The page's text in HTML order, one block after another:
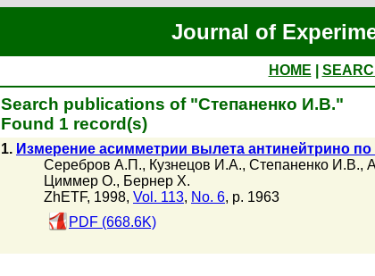
Journal of
HOME
Search publications of "Степаненко И.В."
Found 1 record(s)
1. Измерение асимметрии вылета антинейтрино
Серебров А.П., Кузнецов И.А., Степаненко И.В.,
Циммер О., Бернер Х.
ZhETF, 1998, Vol. 113, No. 6, p. 1963
PDF (668.6K)